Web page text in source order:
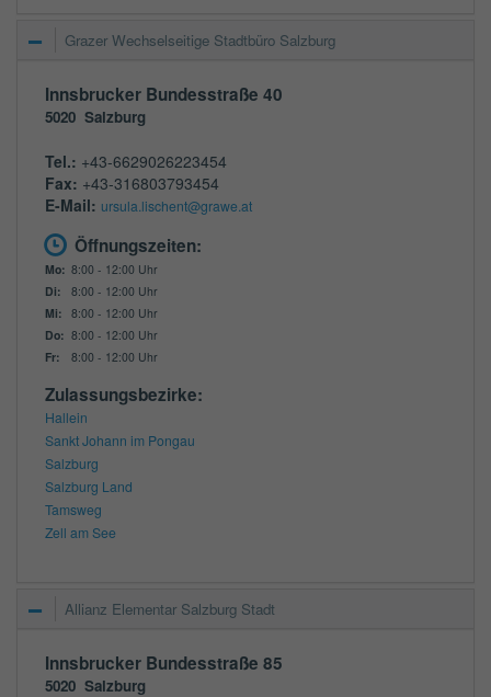
Grazer Wechselseitige Stadtbüro Salzburg
Innsbrucker Bundesstraße 40
5020 Salzburg
Tel.: +43-6629026223454
Fax: +43-316803793454
E-Mail: ursula.lischent@grawe.at
Öffnungszeiten:
Mo: 8:00 - 12:00 Uhr
Di:
8:00 - 12:00 Uhr
Mi: 8:00 - 12:00 Uhr
Do: 8:00 - 12:00 Uhr
Fr:
8:00 - 12:00 Uhr
Zulassungsbezirke:
Hallein
Sankt Johann im Pongau
Salzburg
Salzburg Land
Tamsweg
Zell am See
Allianz Elementar Salzburg Stadt
Innsbrucker Bundesstraße 85
5020 Salzburg